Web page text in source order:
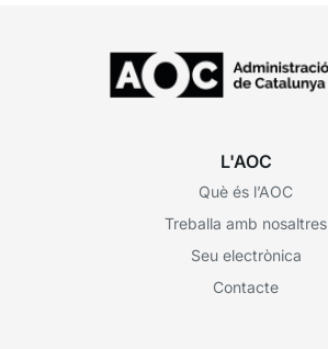
L'AOC
Què és l’AOC
Treballa amb nosaltres
Seu electrònica
Contacte